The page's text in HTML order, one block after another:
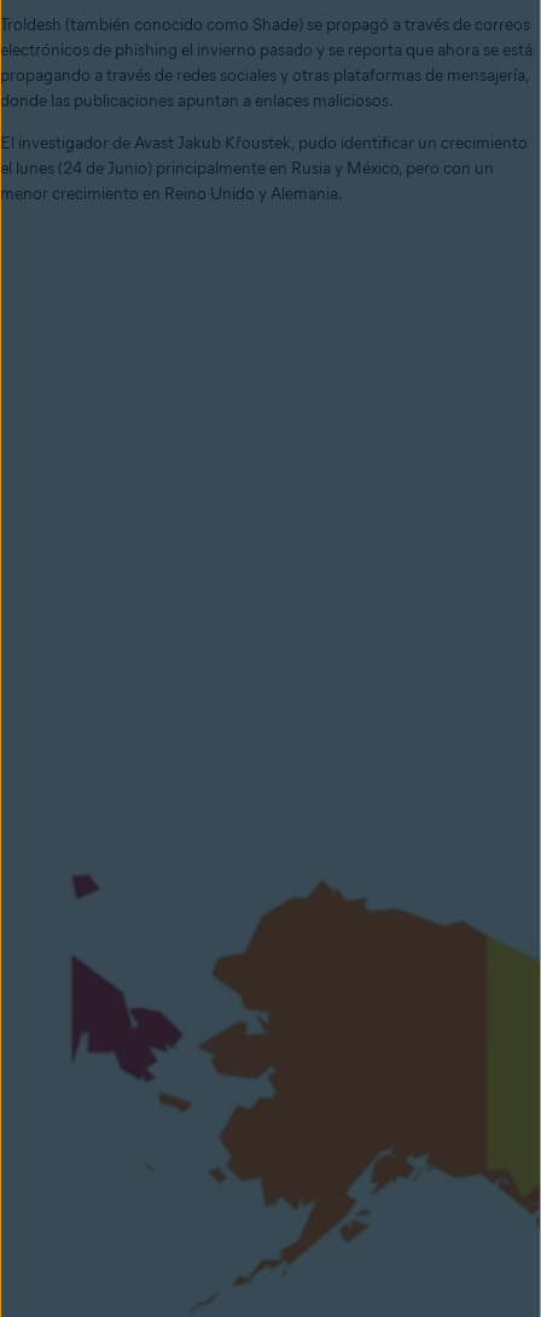
Troldesh (también conocido como Shade) se propagó a través de correos
electrónicos de phishing el invierno pasado y se reporta que ahora se está
propagando a través de redes sociales y otras plataformas de mensajería,
donde las publicaciones apuntan a enlaces maliciosos.
El investigador de Avast Jakub Křoustek, pudo identificar un crecimiento
el lunes (24 de Junio) principalmente en Rusia y México, pero con un
menor crecimiento en Reino Unido y Alemania.